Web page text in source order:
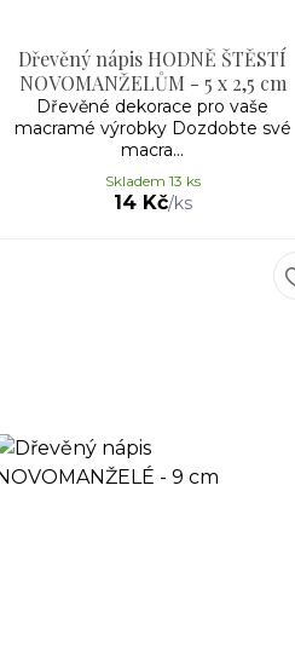
Dřevěný nápis HODNĚ ŠTĚSTÍ
NOVOMANŽELŮM - 5 x 2,5 cm
Dřevěné dekorace pro vaše
macramé výrobky Dozdobte své
macra...
14 Kč/ks
Skladem 13 ks